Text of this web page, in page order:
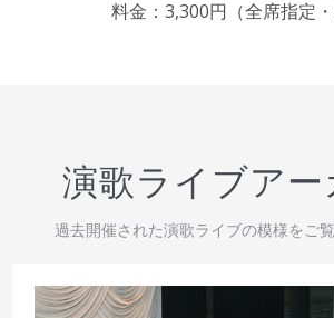
料金：3,300円（全席指定・
演歌ライブア
過去開催された演歌ライブの模様をご覧